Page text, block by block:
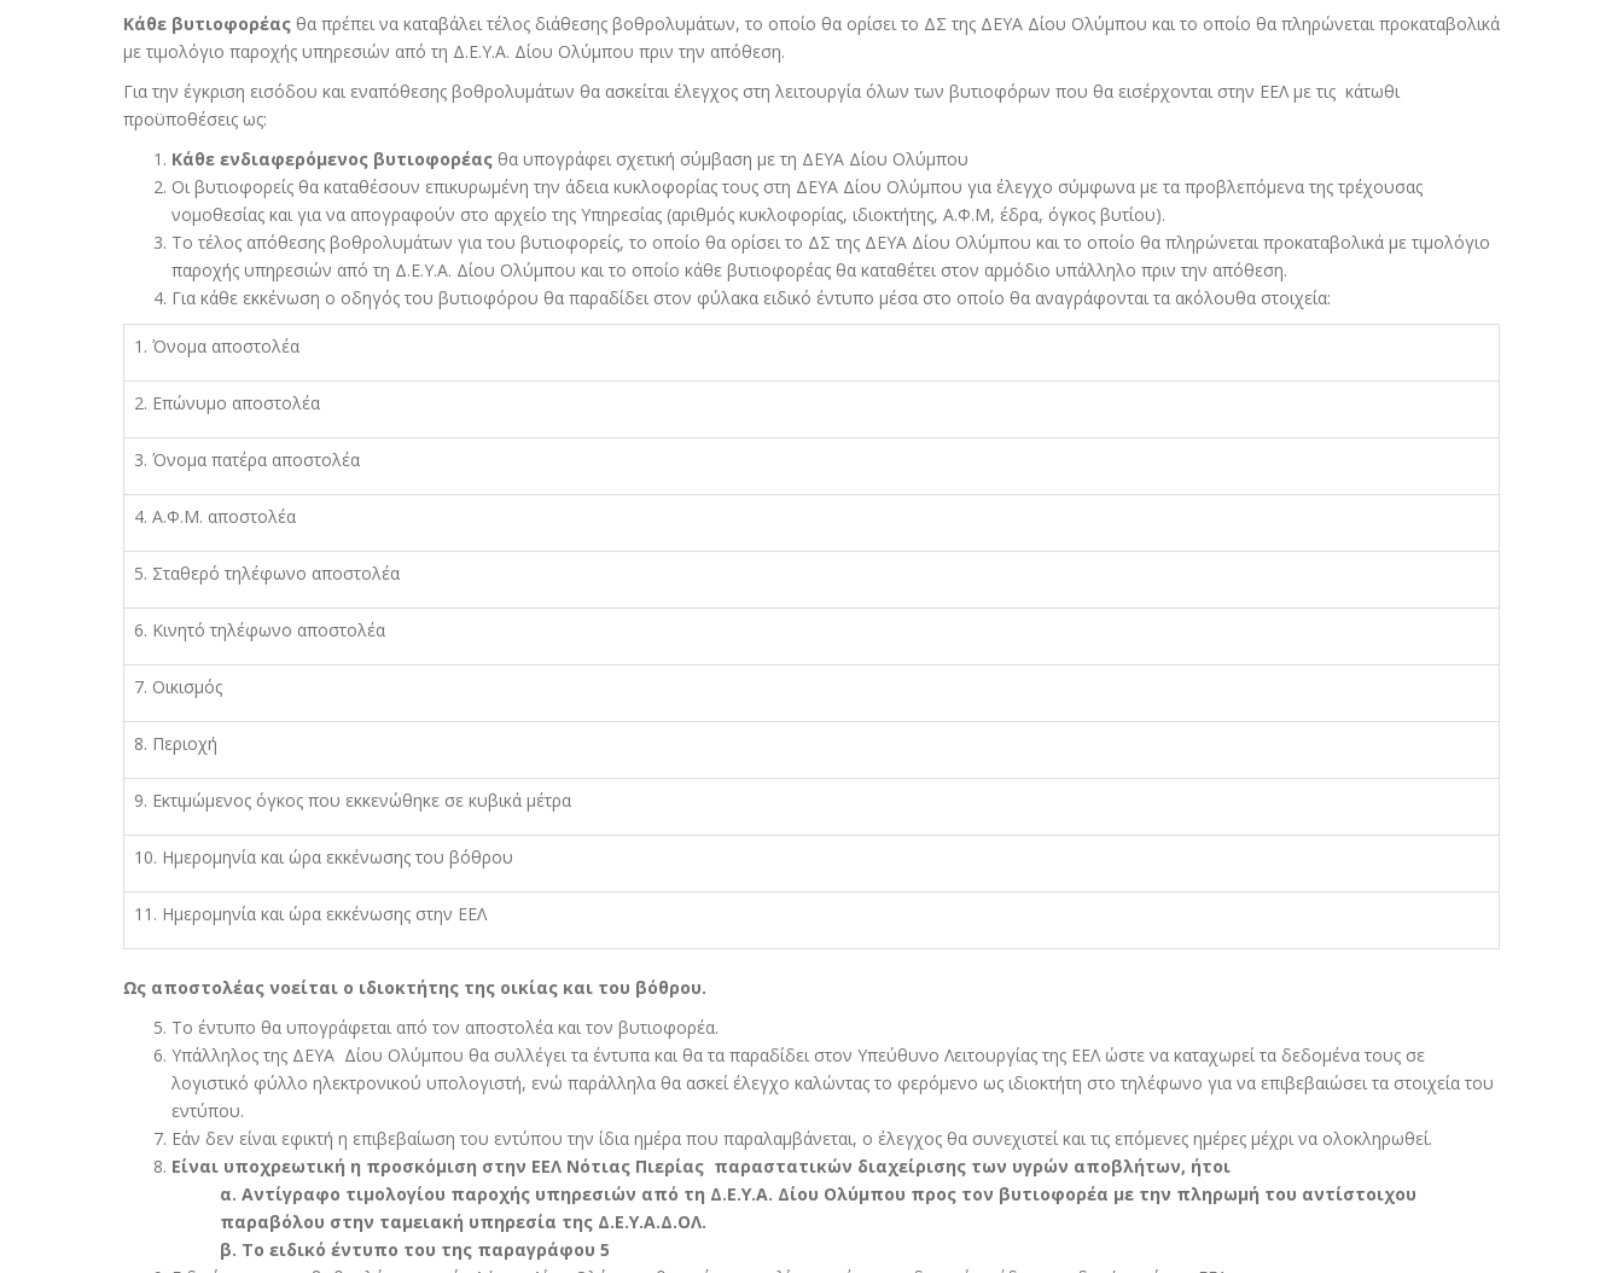
Κάθε βυτιοφορέας θα πρέπει να καταβάλει τέλος διάθεσης βοθρολυµάτων, το οποίο θα ορίσει το ΔΣ της ΔΕΥΑ Δίου Ολύµπου και το οποίο θα πληρώνεται προκαταβολικά
µε τιµολόγιο παροχής υπηρεσιών από τη Δ.Ε.Υ.Α. Δίου Ολύµπου πριν την απόθεση.
Για την έγκριση εισόδου και εναπόθεσης βοθρολυµάτων θα ασκείται έλεγχος στη λειτουργία όλων των βυτιοφόρων που θα εισέρχονται στην ΕΕΛ µε τις κάτωθι
προϋποθέσεις ως:
Κάθε ενδιαφερόµενος βυτιοφορέας θα υπογράφει σχετική σύµβαση µε τη ΔΕΥΑ Δίου Ολύµπου
Οι βυτιοφορείς θα καταθέσουν επικυρωµένη την άδεια κυκλοφορίας τους στη ΔΕΥΑ Δίου Ολύµπου για έλεγχο σύµφωνα µε τα προβλεπόµενα της τρέχουσας
νοµοθεσίας και για να απογραφούν στο αρχείο της Υπηρεσίας (αριθµός κυκλοφορίας, ιδιοκτήτης, Α.Φ.Μ, έδρα, όγκος βυτίου).
Το τέλος απόθεσης βοθρολυµάτων για του βυτιοφορείς, το οποίο θα ορίσει το ΔΣ της ΔΕΥΑ Δίου Ολύµπου και το οποίο θα πληρώνεται προκαταβολικά µε τιµολόγιο
παροχής υπηρεσιών από τη Δ.Ε.Υ.Α. Δίου Ολύµπου και το οποίο κάθε βυτιοφορέας θα καταθέτει στον αρµόδιο υπάλληλο πριν την απόθεση.
Για κάθε εκκένωση ο οδηγός του βυτιοφόρου θα παραδίδει στον φύλακα ειδικό έντυπο µέσα στο οποίο θα αναγράφονται τα ακόλουθα στοιχεία:
1. Όνοµα αποστολέα
2. Επώνυµο αποστολέα
3. Όνοµα πατέρα αποστολέα
4. Α.Φ.Μ. αποστολέα
5. Σταθερό τηλέφωνο αποστολέα
6. Κινητό τηλέφωνο αποστολέα
7. Οικισµός
8. Περιοχή
9. Εκτιµώµενος όγκος που εκκενώθηκε σε κυβικά µέτρα
10. Ηµεροµηνία και ώρα εκκένωσης του βόθρου
11. Ηµεροµηνία και ώρα εκκένωσης στην ΕΕΛ
Ως αποστολέας νοείται ο ιδιοκτήτης της οικίας και του βόθρου.
Το έντυπο θα υπογράφεται από τον αποστολέα και τον βυτιοφορέα.
Υπάλληλος της ΔΕΥΑ Δίου Ολύµπου θα συλλέγει τα έντυπα και θα τα παραδίδει στον Υπεύθυνο Λειτουργίας της ΕΕΛ ώστε να καταχωρεί τα δεδοµένα τους σε
λογιστικό φύλλο ηλεκτρονικού υπολογιστή, ενώ παράλληλα θα ασκεί έλεγχο καλώντας το φερόµενο ως ιδιοκτήτη στο τηλέφωνο για να επιβεβαιώσει τα στοιχεία του
εντύπου.
Εάν δεν είναι εφικτή η επιβεβαίωση του εντύπου την ίδια ηµέρα που παραλαµβάνεται, ο έλεγχος θα συνεχιστεί και τις επόµενες ηµέρες µέχρι να ολοκληρωθεί.
Είναι υποχρεωτική η προσκόµιση στην ΕΕΛ Νότιας Πιερίας παραστατικών διαχείρισης των υγρών αποβλήτων, ήτοι
α. Αντίγραφο τιµολογίου παροχής υπηρεσιών από τη Δ.Ε.Υ.Α. Δίου Ολύµπου προς τον βυτιοφορέα µε την πληρωµή του αντίστοιχου
παραβόλου στην ταµειακή υπηρεσία της Δ.Ε.Υ.Α.Δ.ΟΛ.
β. Το ειδικό έντυπο του της παραγράφου 5